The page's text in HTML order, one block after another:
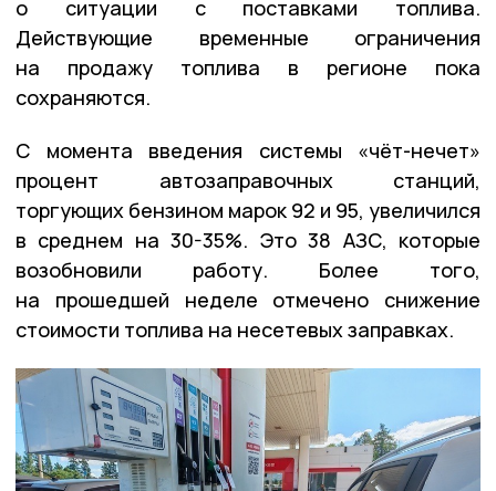
о ситуации с поставками топлива.
Действующие временные ограничения
на продажу топлива в регионе пока
сохраняются.
С момента введения системы «чёт-нечет»
процент автозаправочных станций,
торгующих бензином марок 92 и 95, увеличился
в среднем на 30-35%. Это 38 АЗС, которые
возобновили работу. Более того,
на прошедшей неделе отмечено снижение
стоимости топлива на несетевых заправках.